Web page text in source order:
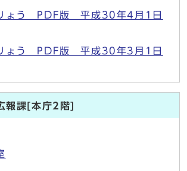
ょう PDF版 平成30年4月1日
ょう PDF版 平成30年3月1日
報課[本庁2階]